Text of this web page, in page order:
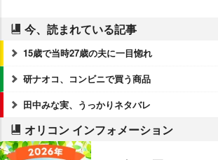
今、読まれている記事
15歳で当時27歳の夫に一目惚れ
研ナオコ、コンビニで買う商品
田中みな実、うっかりネタバレ
オリコン インフォメーション